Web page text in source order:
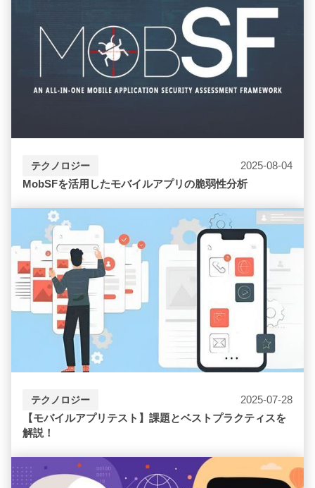
テクノロジー
2025-08-04
MobSFを活用したモバイルアプリの脆弱性分析
テクノロジー
2025-07-28
【モバイルアプリテスト】課題とベストプラクティスを
解説！